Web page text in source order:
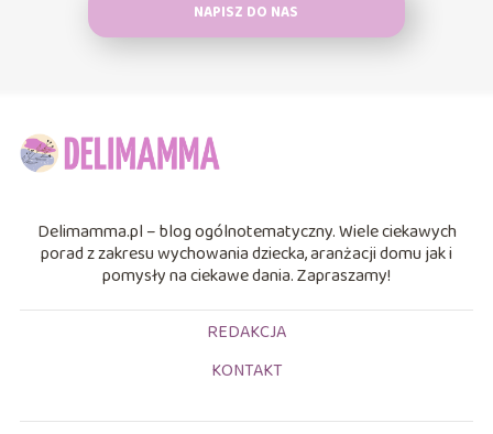
NAPISZ DO NAS
Delimamma.pl – blog ogólnotematyczny. Wiele ciekawych
porad z zakresu wychowania dziecka, aranżacji domu jak i
pomysły na ciekawe dania. Zapraszamy!
REDAKCJA
KONTAKT